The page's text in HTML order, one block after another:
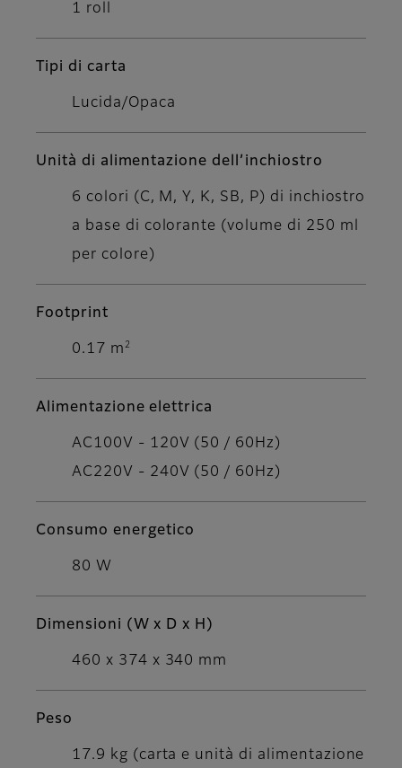
1 roll
Tipi di carta
Lucida/Opaca
Unità di alimentazione dell’inchiostro
6 colori (C, M, Y, K, SB, P) di inchiostro
a base di colorante (volume di 250 ml
per colore)
Footprint
0.17 m 2
Alimentazione elettrica
AC100V - 120V (50 / 60Hz)
AC220V - 240V (50 / 60Hz)
Consumo energetico
80 W
Dimensioni (W x D x H)
460 x 374 x 340 mm
Peso
17.9 kg (carta e unità di alimentazione